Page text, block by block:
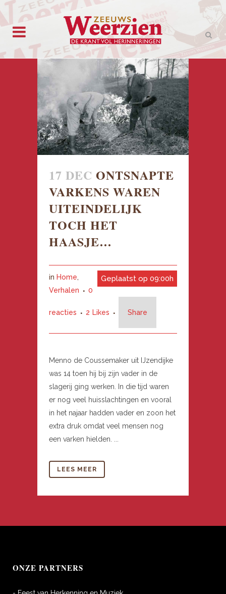
17 DEC ONTSNAPTE
VARKENS WAREN
UITEINDELIJK
TOCH HET
HAASJE…
Geplaatst op 09:00h
in Home,
Verhalen
0
reacties 2 Likes Share
Menno de Coussemaker uit IJzendijke
was 14 toen hij bij zijn vader in de
slagerij ging werken. In die tijd waren
er nog veel huisslachtingen en vooral
in het najaar hadden vader en zoon het
extra druk omdat veel mensen nog
een varken hielden. ...
LEES MEER
ONZE PARTNERS